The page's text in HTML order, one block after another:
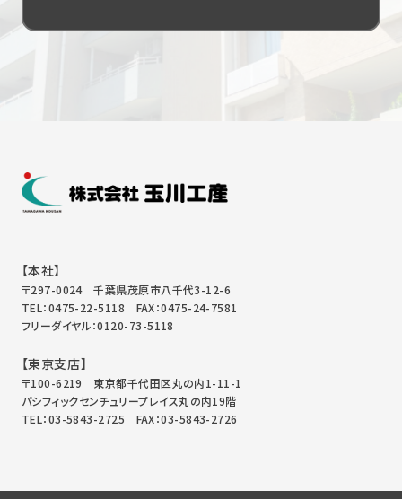
お問い合わせ
【本社】
〒297-0024 千葉県茂原市八千代3-12-6
TEL：0475-22-5118 FAX：0475-24-7581
フリーダイヤル：0120-73-5118
【東京支店】
〒100-6219 東京都千代田区丸の内1-11-1
パシフィックセンチュリープレイス丸の内19階
TEL：03-5843-2725 FAX：03-5843-2726